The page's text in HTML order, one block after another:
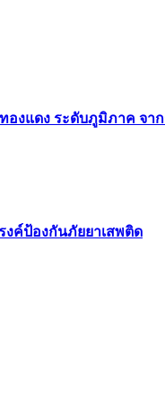
งแดง ระดับภูมิภาค จา
ค์ป้องกันภัยยาเสพติด